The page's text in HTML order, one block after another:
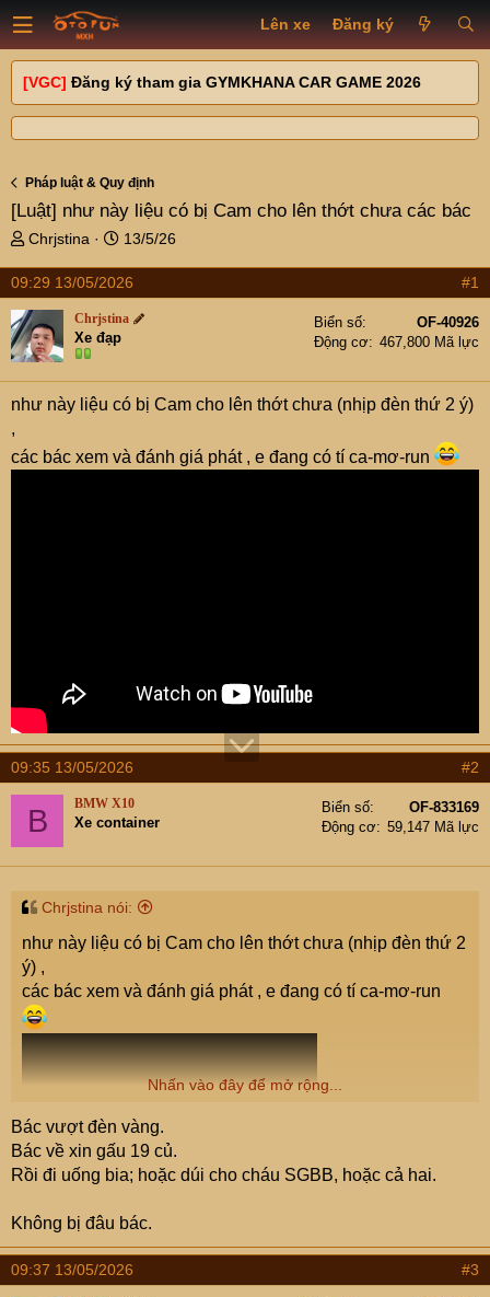
Lên xe Đăng ký
[VGC] Đăng ký tham gia GYMKHANA CAR GAME 2026
Pháp luật & Quy định
[Luật] như này liệu có bị Cam cho lên thớt chưa các bác
T
r
e
a
d
s
t
a
e
Chrjstina
N
à
y
g
13/5/26
09:29 13/05/2026 #1
Chrjstina
Xe đạp
Biển số
OF-40926
Động cơ
467,800 Mã lực
như này liệu có bị Cam cho lên thớt chưa (nhịp đèn thứ 2 ý)
,
các bác xem và đánh giá phát , e đang có tí ca-mơ-run
09:35 13/05/2026 #2
B BMW X10
Xe container
Biển số
OF-833169
Động cơ
59,147 Mã lực
Chrjstina nói:
như này liệu có bị Cam cho lên thớt chưa (nhịp đèn thứ 2
ý) ,
các bác xem và đánh giá phát , e đang có tí ca-mơ-run
Nhấn vào đây để mở rộng...
Bác vượt đèn vàng.
Bác về xin gấu 19 củ.
Rồi đi uống bia; hoặc dúi cho cháu SGBB, hoặc cả hai.
Không bị đâu bác.
09:37 13/05/2026 #3